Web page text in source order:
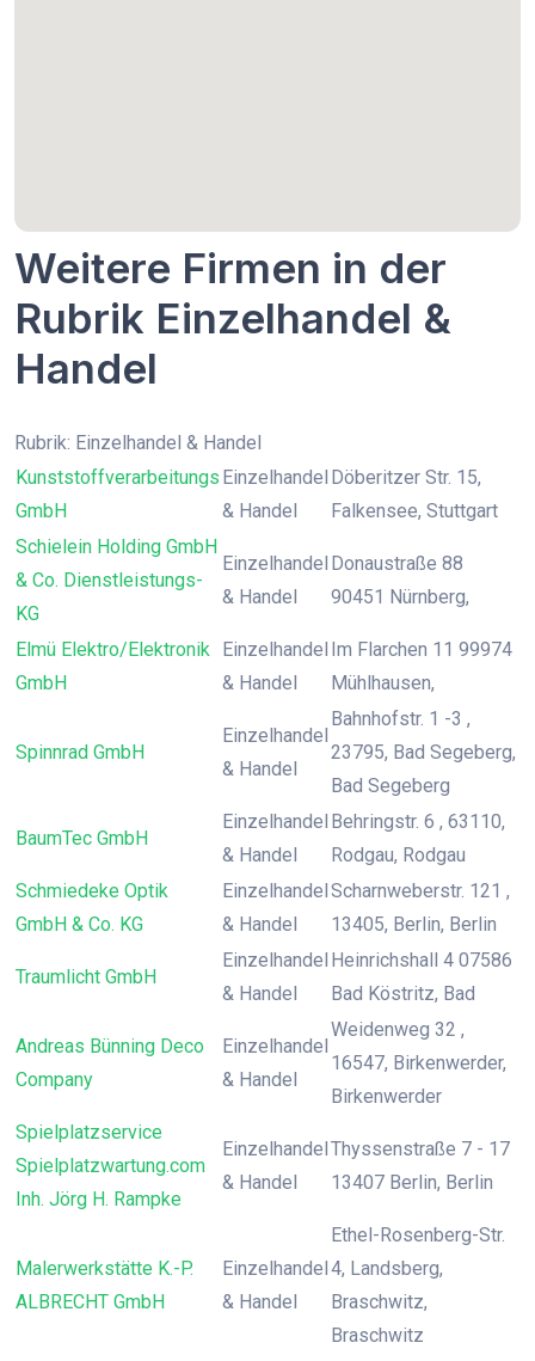
Weitere Firmen in der
Rubrik Einzelhandel &
Handel
Rubrik: Einzelhandel & Handel
Kunststoffverarbeitungs
GmbH
Einzelhandel
& Handel
Döberitzer Str. 15,
Falkensee, Stuttgart
Schielein Holding GmbH
& Co. Dienstleistungs-
KG
Einzelhandel
& Handel
Donaustraße 88
90451 Nürnberg,
Elmü Elektro/Elektronik
GmbH
Einzelhandel
& Handel
Im Flarchen 11 99974
Mühlhausen,
Spinnrad GmbH
Einzelhandel
& Handel
Bahnhofstr. 1 -3 ,
23795, Bad Segeberg,
Bad Segeberg
BaumTec GmbH
Einzelhandel
& Handel
Behringstr. 6 , 63110,
Rodgau, Rodgau
Schmiedeke Optik
GmbH & Co. KG
Einzelhandel
& Handel
Scharnweberstr. 121 ,
13405, Berlin, Berlin
Traumlicht GmbH
Einzelhandel
& Handel
Heinrichshall 4 07586
Bad Köstritz, Bad
Andreas Bünning Deco
Company
Einzelhandel
& Handel
Weidenweg 32 ,
16547, Birkenwerder,
Birkenwerder
Spielplatzservice
Spielplatzwartung.com
Inh. Jörg H. Rampke
Einzelhandel
& Handel
Thyssenstraße 7 - 17
13407 Berlin, Berlin
Malerwerkstätte K.-P.
ALBRECHT GmbH
Einzelhandel
& Handel
Ethel-Rosenberg-Str.
4, Landsberg,
Braschwitz,
Braschwitz